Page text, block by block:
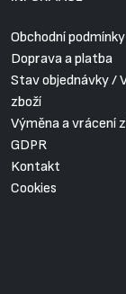
Obchodní podmínky
Doprava a platba
Stav objednávky /
zboží
Výměna a vrácení
GDPR
Kontakt
Cookies